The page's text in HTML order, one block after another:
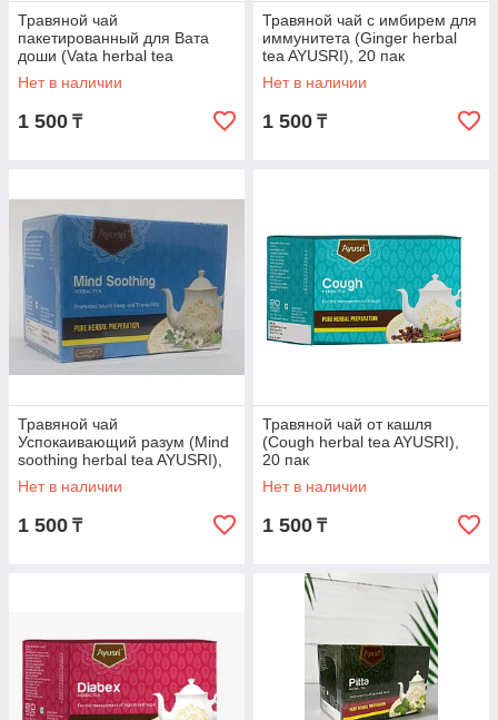
Травяной чай
пакетированный для Вата
доши (Vata herbal tea
AYUSRI), 20 пак
Нет в наличии
1 500 ₸
Травяной чай с имбирем для
иммунитета (Ginger herbal
tea AYUSRI), 20 пак
Нет в наличии
1 500 ₸
Травяной чай
Успокаивающий разум (Mind
soothing herbal tea AYUSRI),
20 пак
Нет в наличии
1 500 ₸
Травяной чай от кашля
(Cough herbal tea AYUSRI),
20 пак
Нет в наличии
1 500 ₸